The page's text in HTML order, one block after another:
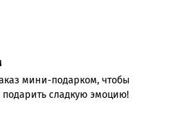
мини-подарком, чтобы
сладкую эмоцию!